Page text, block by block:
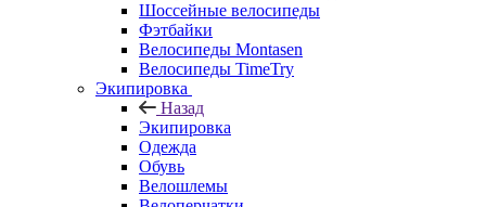
Шоссейные велосипеды
Фэтбайки
Велосипеды Montasen
Велосипеды TimeTry
Экипировка
Назад
Экипировка
Одежда
Обувь
Велошлемы